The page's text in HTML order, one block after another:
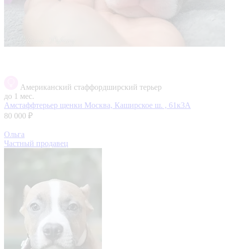
Американский стаффордширский терьер
до 1 мес.
Амстаффтерьер щенки Москва, Каширское ш. , 61к3А
80 000 ₽
Ольга
Частный продавец